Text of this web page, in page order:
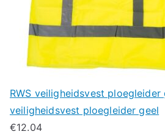
RWS veiligheidsvest ploegleider
veiligheidsvest ploegleider geel
€12.04